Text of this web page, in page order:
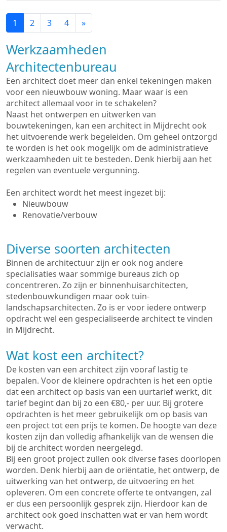
1 2 3 4 »
Werkzaamheden
Architectenbureau
Een architect doet meer dan enkel tekeningen maken
voor een nieuwbouw woning. Maar waar is een
architect allemaal voor in te schakelen?
Naast het ontwerpen en uitwerken van
bouwtekeningen, kan een architect in Mijdrecht ook
het uitvoerende werk begeleiden. Om geheel ontzorgd
te worden is het ook mogelijk om de administratieve
werkzaamheden uit te besteden. Denk hierbij aan het
regelen van eventuele vergunning.
Een architect wordt het meest ingezet bij:
Nieuwbouw
Renovatie/verbouw
Diverse soorten architecten
Binnen de architectuur zijn er ook nog andere
specialisaties waar sommige bureaus zich op
concentreren. Zo zijn er binnenhuisarchitecten,
stedenbouwkundigen maar ook tuin-
landschapsarchitecten. Zo is er voor iedere ontwerp
opdracht wel een gespecialiseerde architect te vinden
in Mijdrecht.
Wat kost een architect?
De kosten van een architect zijn vooraf lastig te
bepalen. Voor de kleinere opdrachten is het een optie
dat een architect op basis van een uurtarief werkt, dit
tarief begint dan bij zo een €80,- per uur. Bij grotere
opdrachten is het meer gebruikelijk om op basis van
een project tot een prijs te komen. De hoogte van deze
kosten zijn dan volledig afhankelijk van de wensen die
bij de architect worden neergelegd.
Bij een groot project zullen ook diverse fases doorlopen
worden. Denk hierbij aan de oriëntatie, het ontwerp, de
uitwerking van het ontwerp, de uitvoering en het
opleveren. Om een concrete offerte te ontvangen, zal
er dus een persoonlijk gesprek zijn. Hierdoor kan de
architect ook goed inschatten wat er van hem wordt
verwacht.